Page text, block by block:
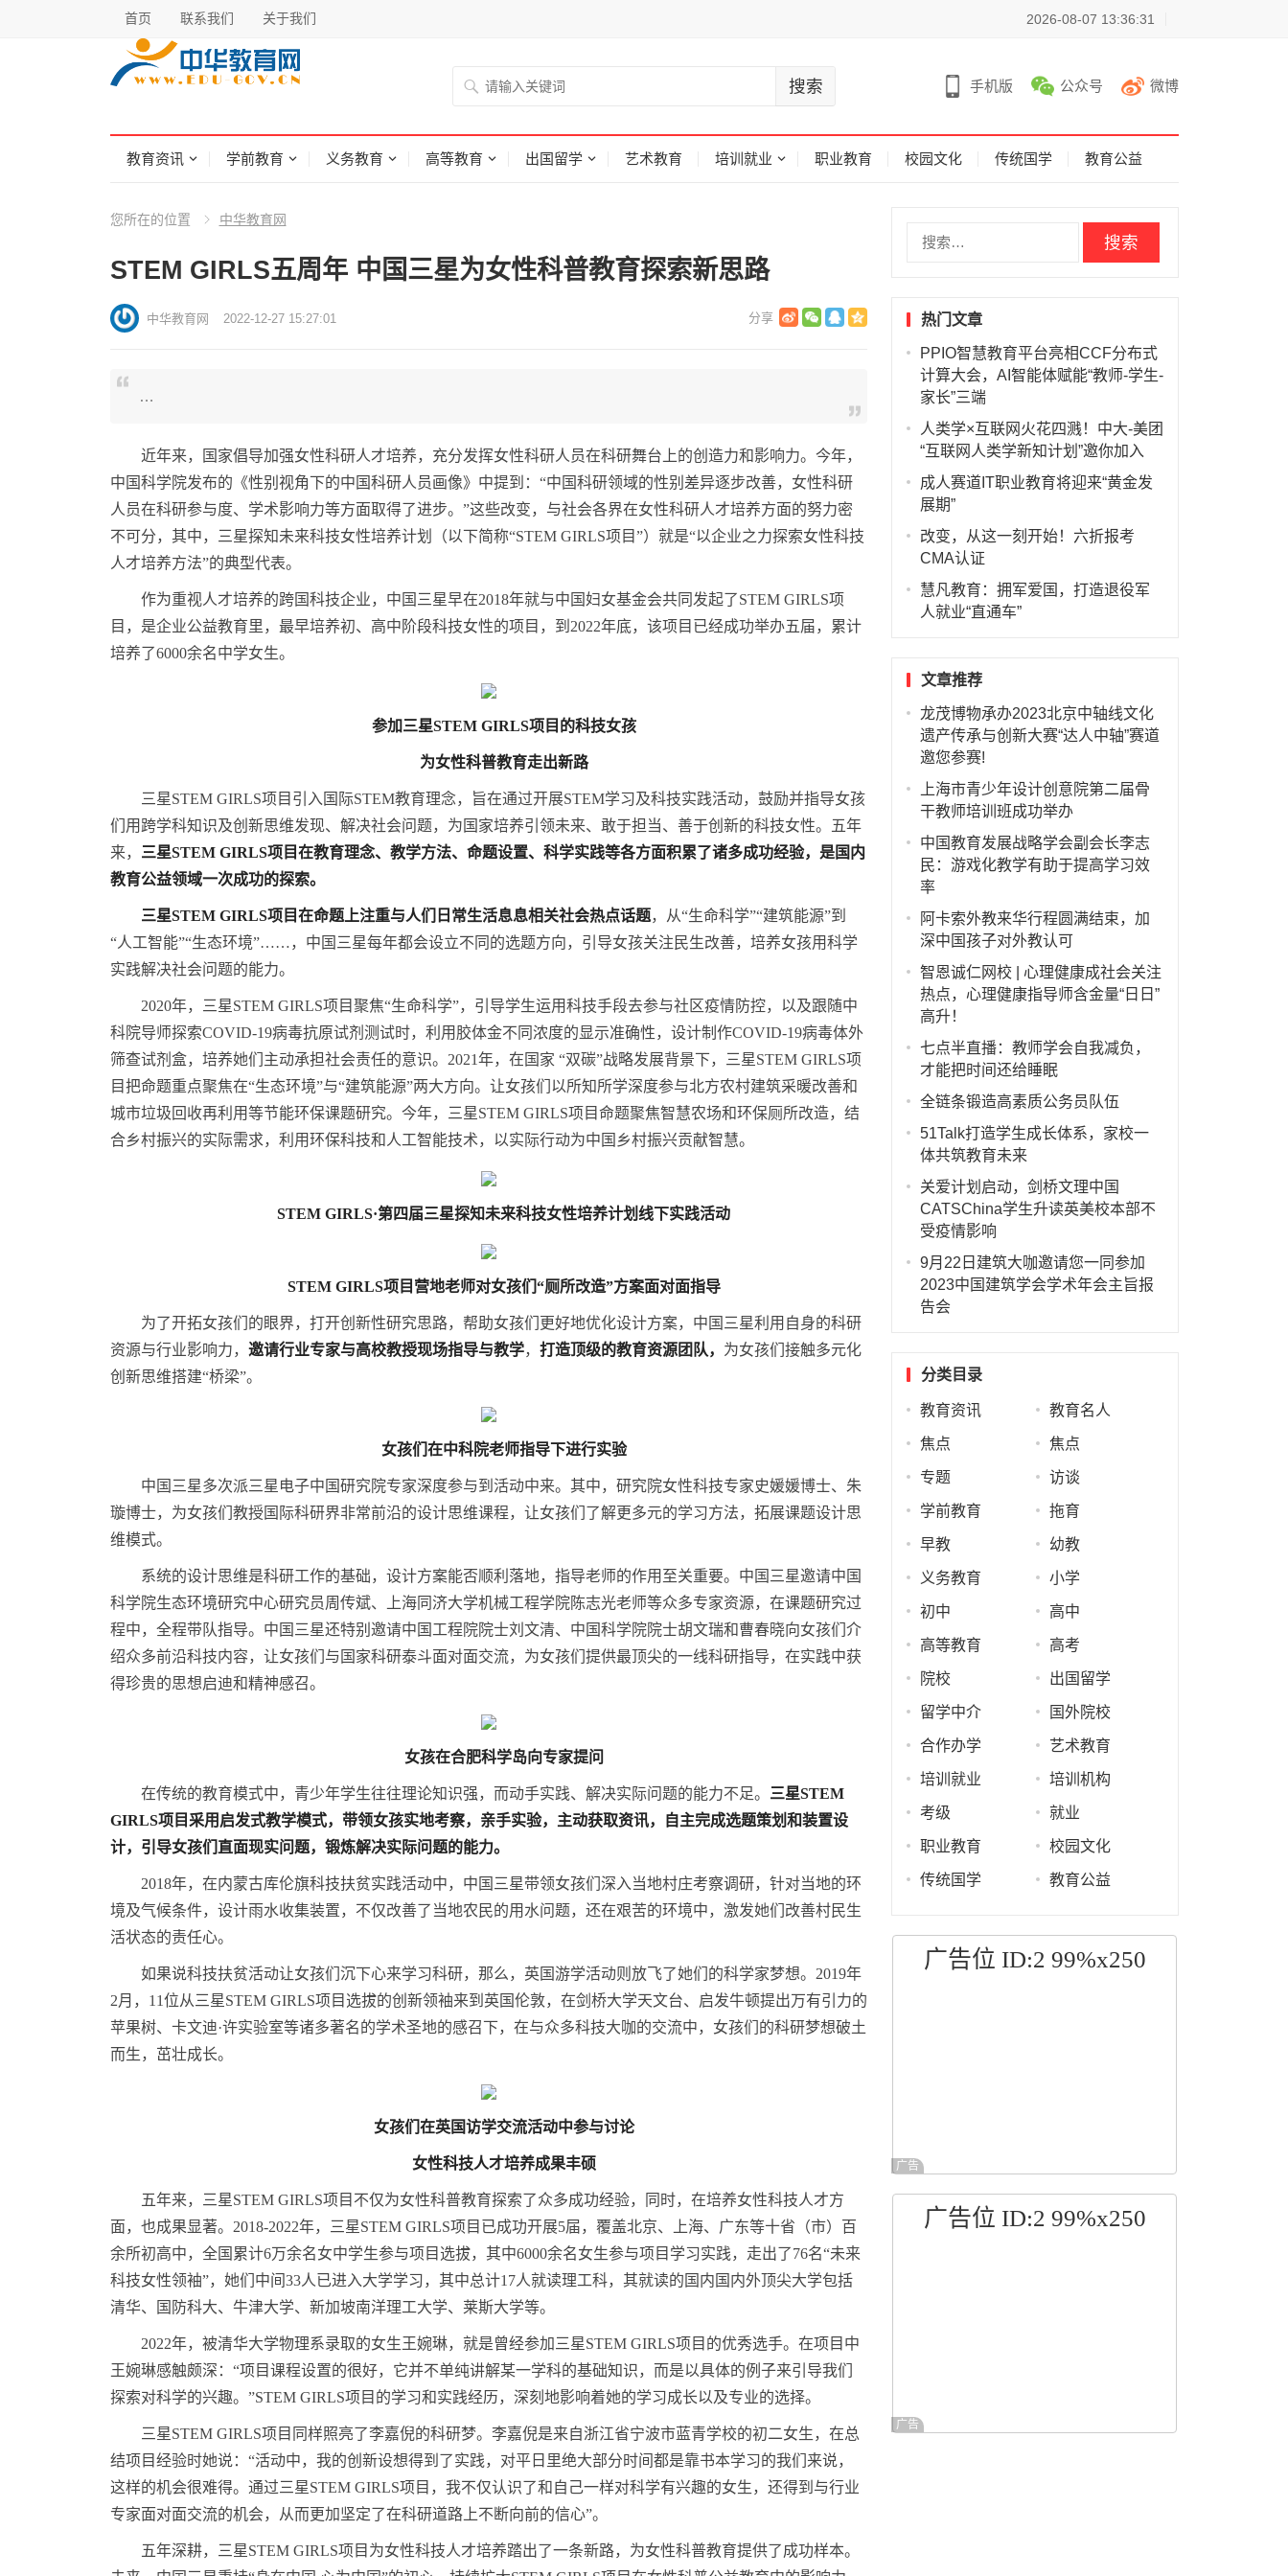
首页 联系我们 关于我们 2026-08-07 13:36:31
手机版 公众号 微博
教育资讯 学前教育 义务教育 高等教育 出国留学 艺术教育 培训就业 职业教育 校园文化 传统国学 教育公益
您所在的位置 中华教育网
STEM GIRLS五周年 中国三星为女性科普教育探索新思路
中华教育网 2022-12-27 15:27:01
…
近年来，国家倡导加强女性科研人才培养，充分发挥女性科研人员在科研舞台上的创造力和影响力。今年，
中国科学院发布的《性别视角下的中国科研人员画像》中提到：“中国科研领域的性别差异逐步改善，女性科研
人员在科研参与度、学术影响力等方面取得了进步。”这些改变，与社会各界在女性科研人才培养方面的努力密
不可分，其中，三星探知未来科技女性培养计划（以下简称“STEM GIRLS项目”）就是“以企业之力探索女性科技
人才培养方法”的典型代表。
作为重视人才培养的跨国科技企业，中国三星早在2018年就与中国妇女基金会共同发起了STEM GIRLS项
目，是企业公益教育里，最早培养初、高中阶段科技女性的项目，到2022年底，该项目已经成功举办五届，累计
培养了6000余名中学女生。
参加三星STEM GIRLS项目的科技女孩
为女性科普教育走出新路
三星STEM GIRLS项目引入国际STEM教育理念，旨在通过开展STEM学习及科技实践活动，鼓励并指导女孩
们用跨学科知识及创新思维发现、解决社会问题，为国家培养引领未来、敢于担当、善于创新的科技女性。五年
来， 三星STEM GIRLS项目在教育理念、教学方法、命题设置、科学实践等各方面积累了诸多成功经验， 是国内
教育公益领域一次成功的探索。
三星STEM GIRLS项目在命题上注重与人们日常生活息息相关社会热点话题，从“生命科学”“建筑能源”到
“人工智能”“生态环境”……，中国三星每年都会设立不同的选题方向，引导女孩关注民生改善，培养女孩用科学
实践解决社会问题的能力。
2020年，三星STEM GIRLS项目聚焦“生命科学”，引导学生运用科技手段去参与社区疫情防控，以及跟随中
科院导师探索COVID-19病毒抗原试剂测试时，利用胶体金不同浓度的显示准确性，设计制作COVID-19病毒体外
筛查试剂盒，培养她们主动承担社会责任的意识。2021年，在国家 “双碳”战略发展背景下，三星STEM GIRLS项
目把命题重点聚焦在“生态环境”与“建筑能源”两大方向。让女孩们以所知所学深度参与北方农村建筑采暖改善和
城市垃圾回收再利用等节能环保课题研究。今年，三星STEM GIRLS项目命题聚焦智慧农场和环保厕所改造，结
合乡村振兴的实际需求，利用环保科技和人工智能技术，以实际行动为中国乡村振兴贡献智慧。
STEM GIRLS·第四届三星探知未来科技女性培养计划线下实践活动
STEM GIRLS项目营地老师对女孩们“厕所改造”方案面对面指导
为了开拓女孩们的眼界，打开创新性研究思路，帮助女孩们更好地优化设计方案，中国三星利用自身的科研
资源与行业影响力， 邀请行业专家与高校教授现场指导与教学， 打造顶级的教育资源团队， 为女孩们接触多元化
创新思维搭建“桥梁”。
女孩们在中科院老师指导下进行实验
中国三星多次派三星电子中国研究院专家深度参与到活动中来。其中，研究院女性科技专家史媛媛博士、朱
璇博士，为女孩们教授国际科研界非常前沿的设计思维课程，让女孩们了解更多元的学习方法，拓展课题设计思
维模式。
系统的设计思维是科研工作的基础，设计方案能否顺利落地，指导老师的作用至关重要。中国三星邀请中国
科学院生态环境研究中心研究员周传斌、上海同济大学机械工程学院陈志光老师等众多专家资源，在课题研究过
程中，全程带队指导。中国三星还特别邀请中国工程院院士刘文清、中国科学院院士胡文瑞和曹春晓向女孩们介
绍众多前沿科技内容，让女孩们与国家科研泰斗面对面交流，为女孩们提供最顶尖的一线科研指导，在实践中获
得珍贵的思想启迪和精神感召。
女孩在合肥科学岛向专家提问
在传统的教育模式中，青少年学生往往理论知识强，而动手实践、解决实际问题的能力不足。 三星STEM
GIRLS项目采用启发式教学模式， 带领女孩实地考察，亲手实验，主动获取资讯，自主完成选题策划和装置设
计， 引导女孩们直面现实问题， 锻炼解决实际问题的能力。
2018年，在内蒙古库伦旗科技扶贫实践活动中，中国三星带领女孩们深入当地村庄考察调研，针对当地的环
境及气候条件，设计雨水收集装置，不仅改善了当地农民的用水问题，还在艰苦的环境中，激发她们改善村民生
活状态的责任心。
如果说科技扶贫活动让女孩们沉下心来学习科研，那么，英国游学活动则放飞了她们的科学家梦想。2019年
2月，11位从三星STEM GIRLS项目选拔的创新领袖来到英国伦敦，在剑桥大学天文台、启发牛顿提出万有引力的
苹果树、卡文迪·许实验室等诸多著名的学术圣地的感召下，在与众多科技大咖的交流中，女孩们的科研梦想破土
而生，茁壮成长。
女孩们在英国访学交流活动中参与讨论
女性科技人才培养成果丰硕
五年来，三星STEM GIRLS项目不仅为女性科普教育探索了众多成功经验，同时，在培养女性科技人才方
面，也成果显著。2018-2022年，三星STEM GIRLS项目已成功开展5届，覆盖北京、上海、广东等十省（市）百
余所初高中，全国累计6万余名女中学生参与项目选拔，其中6000余名女生参与项目学习实践，走出了76名“未来
科技女性领袖”，她们中间33人已进入大学学习，其中总计17人就读理工科，其就读的国内国内外顶尖大学包括
清华、国防科大、牛津大学、新加坡南洋理工大学、莱斯大学等。
2022年，被清华大学物理系录取的女生王婉琳，就是曾经参加三星STEM GIRLS项目的优秀选手。在项目中
王婉琳感触颇深：“项目课程设置的很好，它并不单纯讲解某一学科的基础知识，而是以具体的例子来引导我们
探索对科学的兴趣。”STEM GIRLS项目的学习和实践经历，深刻地影响着她的学习成长以及专业的选择。
三星STEM GIRLS项目同样照亮了李嘉倪的科研梦。李嘉倪是来自浙江省宁波市蓝青学校的初二女生，在总
结项目经验时她说：“活动中，我的创新设想得到了实践，对平日里绝大部分时间都是靠书本学习的我们来说，
这样的机会很难得。通过三星STEM GIRLS项目，我不仅认识了和自己一样对科学有兴趣的女生，还得到与行业
专家面对面交流的机会，从而更加坚定了在科研道路上不断向前的信心”。
五年深耕，三星STEM GIRLS项目为女性科技人才培养踏出了一条新路，为女性科普教育提供了成功样本。
热门文章
PPIO智慧教育平台亮相CCF分布式
计算大会，AI智能体赋能“教师-学生-
家长”三端
人类学×互联网火花四溅！中大-美团
“互联网人类学新知计划”邀你加入
成人赛道IT职业教育将迎来“黄金发
展期”
改变，从这一刻开始！六折报考
CMA认证
慧凡教育：拥军爱国，打造退役军
人就业“直通车”
文章推荐
龙茂博物承办2023北京中轴线文化
遗产传承与创新大赛“达人中轴”赛道
邀您参赛!
上海市青少年设计创意院第二届骨
干教师培训班成功举办
中国教育发展战略学会副会长李志
民：游戏化教学有助于提高学习效
率
阿卡索外教来华行程圆满结束，加
深中国孩子对外教认可
智恩诚仁网校 | 心理健康成社会关注
热点，心理健康指导师含金量“日日”
高升！
七点半直播：教师学会自我减负，
才能把时间还给睡眠
全链条锻造高素质公务员队伍
51Talk打造学生成长体系，家校一
体共筑教育未来
关爱计划启动，剑桥文理中国
CATSChina学生升读英美校本部不
受疫情影响
9月22日建筑大咖邀请您一同参加
2023中国建筑学会学术年会主旨报
告会
分类目录
教育资讯 教育名人
焦点 焦点
专题 访谈
学前教育 拖育
早教 幼教
义务教育 小学
初中 高中
高等教育 高考
院校 出国留学
留学中介 国外院校
合作办学 艺术教育
培训就业 培训机构
考级 就业
职业教育 校园文化
传统国学 教育公益
广告位 ID:2 99%x250
广告
广告位 ID:2 99%x250
广告